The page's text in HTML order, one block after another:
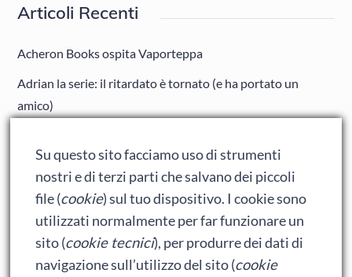
Articoli Recenti
Acheron Books ospita Vaporteppa
Adrian la serie: il ritardato è tornato (e ha portato un
amico)
Ralph spacca Internet: analisi del film
Bumblebee: un buon film dei Transformers
Meta
Su questo sito facciamo uso di strumenti
nostri e di terzi parti che salvano dei piccoli
file (cookie) sul tuo dispositivo. I cookie sono
utilizzati normalmente per far funzionare un
sito (cookie tecnici), per produrre dei dati di
navigazione sull’utilizzo del sito (cookie